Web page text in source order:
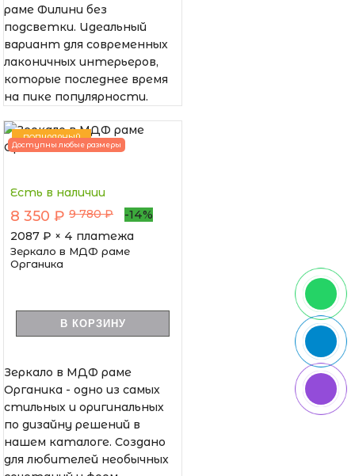
раме Филини без
подсветки. Идеальный
вариант для современных
лаконичных интерьеров,
которые последнее время
на пике популярности.
ПОПУЛЯРНЫЙ
Доступны любые размеры
Есть в наличии
8 350 ₽ 9 780 ₽
-14%
2087 ₽ × 4 платежа
Зеркало в МДФ раме
Органика
В КОРЗИНУ
Зеркало в МДФ раме
Органика - одно из самых
стильных и оригинальных
по дизайну решений в
нашем каталоге. Создано
для любителей необычных